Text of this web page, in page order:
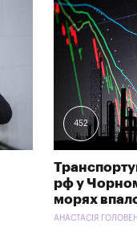
452
рф у
морях
АНАСТАСІЯ